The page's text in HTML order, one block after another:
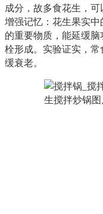
成分，故多食花生，可
增强记忆：花生果实
的重要物质，能延缓
栓形成。实验证实，
缓衰老。